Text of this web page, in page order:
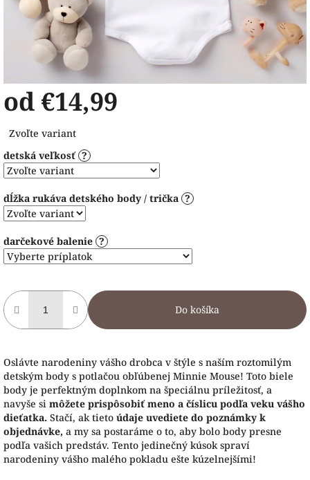
od €14,99
cena:
Zvoľte variant
detská veľkosť ?
dĺžka rukáva detského body / trička ?
darčekové balenie ?
Do košíka
Oslávte narodeniny vášho drobca v štýle s naším roztomilým
detským body s potlačou obľúbenej Minnie Mouse! Toto biele
body je perfektným doplnkom na špeciálnu príležitosť, a
navyše si môžete prispôsobiť meno a číslicu podľa veku vášho
dieťatka. Stačí, ak tieto údaje uvediete do poznámky k
objednávke, a my sa postaráme o to, aby bolo body presne
podľa vašich predstáv. Tento jedinečný kúsok spraví
narodeniny vášho malého pokladu ešte kúzelnejšími!